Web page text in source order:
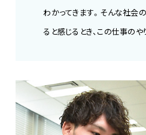
わかってきます。そんな社会
ると感じるとき、この仕事のや